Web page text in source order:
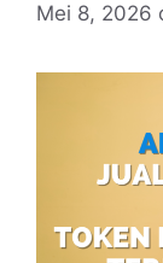
Mei 8, 2026